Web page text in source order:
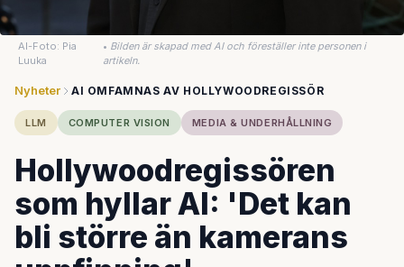
AI-Foto: Pia
Luuka
• Bilden är skapad med AI och föreställer inte personen i
artikeln.
Nyheter AI OMFAMNAS AV HOLLYWOODREGISSÖR
LLM COMPUTER VISION MEDIA & UNDERHÅLLNING
Hollywoodregissören
som hyllar AI: 'Det kan
bli större än kamerans